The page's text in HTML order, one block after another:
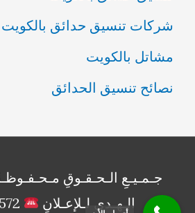
شركات تنسيق حدائق بالكويت
مشاتل بالكويت
نصائح تنسيق الحدائق
جـمـيـعِ الـحـقـوقِ
الـهـدى لـلإعـلانِ